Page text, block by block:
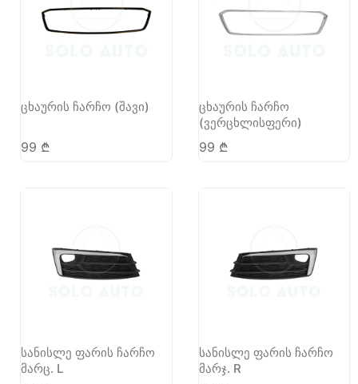
ცხაურის ჩარჩო (შავი)
99 ₾
ცხაურის ჩარჩო
(ვერცხლისფერი)
99 ₾
სანისლე ფარის ჩარჩო
მარც. L
სანისლე ფარის ჩარჩო
მარჯ. R